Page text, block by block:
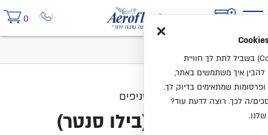
0
סניפים
רחובות (בילו סנטר)
×
אנחנו משתמשים בעוגיות (Cookies) בשביל לתת לך חוויית
להבין איך משתמשים באתר,
שמתאימים בדיוק לך.
ה לכך. רוצה לדעת עוד?